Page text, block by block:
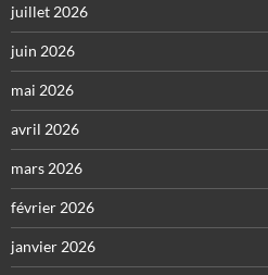
juillet 2026
juin 2026
mai 2026
avril 2026
mars 2026
février 2026
janvier 2026